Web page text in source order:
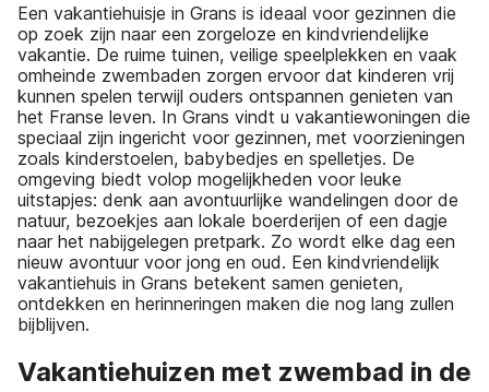
Een vakantiehuisje in Grans is ideaal voor gezinnen die
op zoek zijn naar een zorgeloze en kindvriendelijke
vakantie. De ruime tuinen, veilige speelplekken en vaak
omheinde zwembaden zorgen ervoor dat kinderen vrij
kunnen spelen terwijl ouders ontspannen genieten van
het Franse leven. In Grans vindt u vakantiewoningen die
speciaal zijn ingericht voor gezinnen, met voorzieningen
zoals kinderstoelen, babybedjes en spelletjes. De
omgeving biedt volop mogelijkheden voor leuke
uitstapjes: denk aan avontuurlijke wandelingen door de
natuur, bezoekjes aan lokale boerderijen of een dagje
naar het nabijgelegen pretpark. Zo wordt elke dag een
nieuw avontuur voor jong en oud. Een kindvriendelijk
vakantiehuis in Grans betekent samen genieten,
ontdekken en herinneringen maken die nog lang zullen
bijblijven.
Vakantiehuizen met zwembad in de